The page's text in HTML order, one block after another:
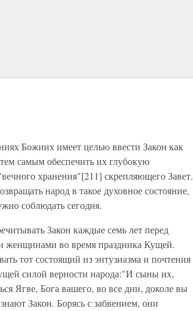
Божиих имеет целью ввести Закон как
самым обеспечить их глубокую
хранения"[211] скрепляющего Завет.
народ в такое духовное состояние,
соблюдать сегодня.
Закон каждые семь лет перед
во время праздника Кущей.
тот состоящий из энтузиазма и почтения
силой верности народа:"И сыны их,
Ягве, Бога вашего, во все дни, доколе вы
Закон. Борясь с забвением, они